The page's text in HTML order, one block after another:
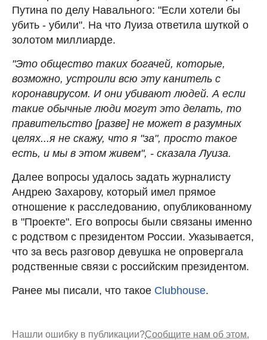
Путина по делу Навального: "Если хотели бы
убить - убили". На что Луиза ответила шуткой о
золотом миллиарде.
"Это общество таких богачей, которые,
возможно, устроили всю эту канитель с
коронавирусом. И они убивают людей. А если
такие обычные люди могут это делать, то
правительство [разве] не может в разумных
целях...я не скажу, что я "за", просто такое
есть, и мы в этом живем", - сказала Луиза.
Далее вопросы удалось задать журналисту
Андрею Захарову, который имел прямое
отношение к расследованию, опубликованному
в "Проекте". Его вопросы были связаны именно
с родством с президентом России. Указывается,
что за весь разговор девушка не опровергала
родственные связи с российским президентом.
Ранее мы писали, что такое Clubhouse.
Нашли ошибку в публикации?Сообщите нам об этом.